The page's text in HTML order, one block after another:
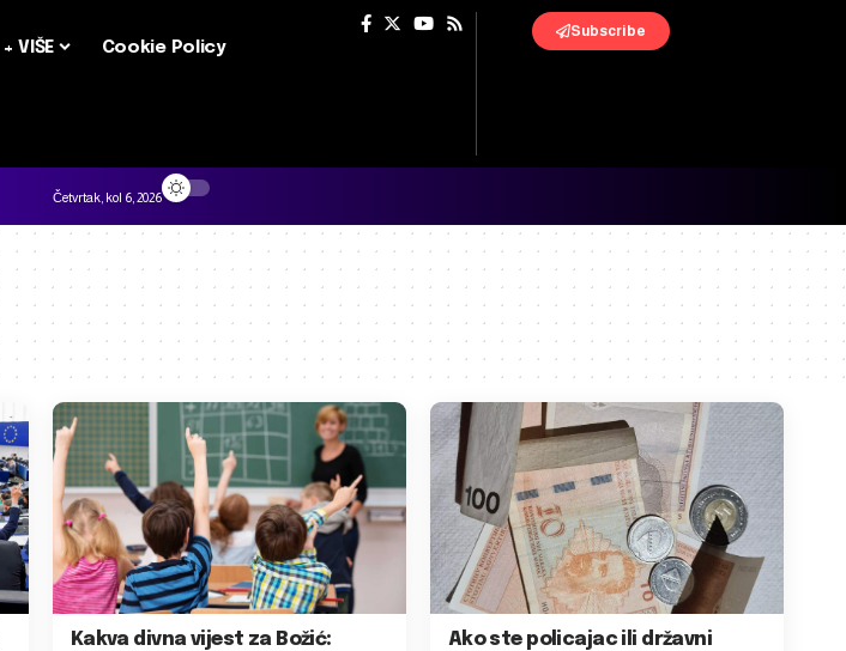
+ VIŠE Cookie Policy
Subscribe
Četvrtak, kol 6, 2026
Kakva divna vijest za Božić:
Ako ste policajac ili državni